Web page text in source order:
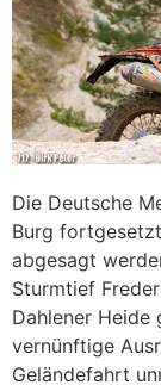
Die Deutsche
Burg
abgesagt
Sturmtief
Dahlener Heide
vernünftige
Geländefahrt